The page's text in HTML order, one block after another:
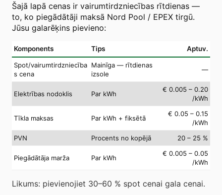
Šajā lapā cenas ir vairumtirdzniecības rītdienas —
to, ko piegādātāji maksā Nord Pool / EPEX tirgū.
Jūsu galarēķins pievieno:
Komponents Tips Aptuv.
Spot/vairumtirdzniecība
s cena
Mainīga — rītdienas
izsole
—
Elektrības nodoklis Par kWh
€ 0.005 – 0.20
/kWh
Tīkla maksas Par kWh + fiksētā
€ 0.05 – 0.15
/kWh
PVN
Procents no kopējā 20 – 25 %
Piegādātāja marža Par kWh
€ 0.005 – 0.05
/kWh
Likums: pievienojiet 30–60 % spot cenai gala cenai.